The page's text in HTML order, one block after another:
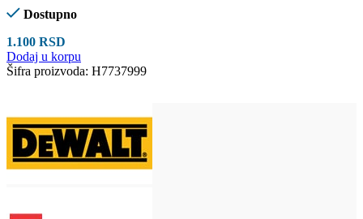
Dostupno
1.100 RSD
Dodaj u korpu
Šifra proizvoda: H7737999